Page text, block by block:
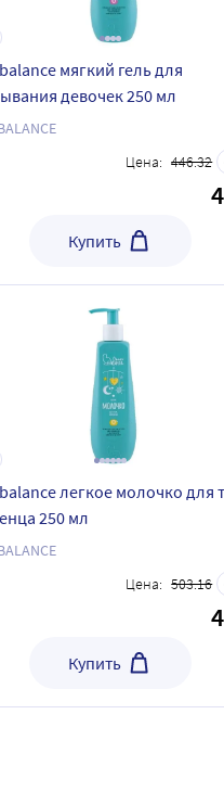
мягкий гель для
девочек 250 мл
Цена: 446.32
Купить
легкое молочко для
250 мл
Цена: 503.16
Купить